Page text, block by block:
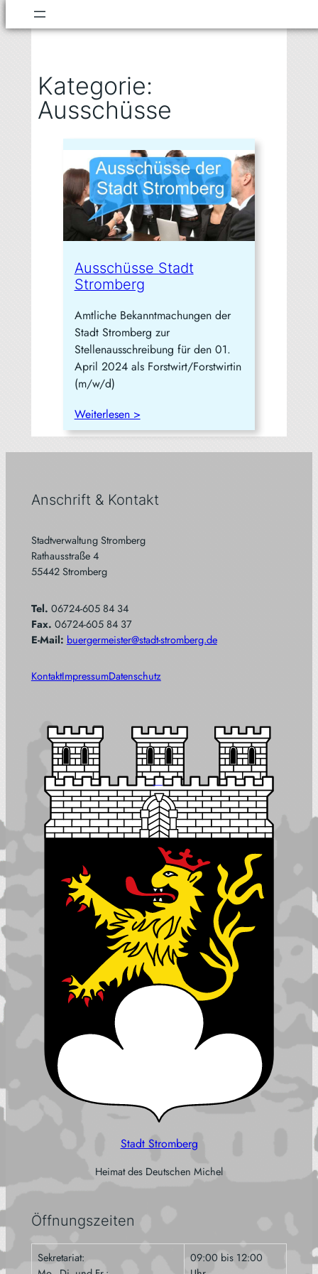
Zum
Kategorie:
Ausschüsse
Ausschüsse Stadt
Stromberg
Amtliche Bekanntmachungen der
Stadt Stromberg zur
Stellenausschreibung für den 01.
April 2024 als Forstwirt/Forstwirtin
(m/w/d)
Weiterlesen >
Anschrift & Kontakt
Stadtverwaltung Stromberg
Rathausstraße 4
55442 Stromberg
Tel. 06724-605 84 34
Fax. 06724-605 84 37
E-Mail: buergermeister@stadt-stromberg.de
KontaktImpressumDatenschutz
Stadt Stromberg
Heimat des Deutschen Michel
Öffnungszeiten
Sekretariat:
09:00 bis 12:00